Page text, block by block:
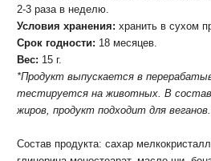
2-3 раза в неделю.
Условия хранения: хранить в сухом
Срок годности: 18 месяцев.
Вес: 15 г.
*Продукт выпускается в
тестируется на животных. В
жиров, продукт подходит для веганов.
Состав продукта: сахар